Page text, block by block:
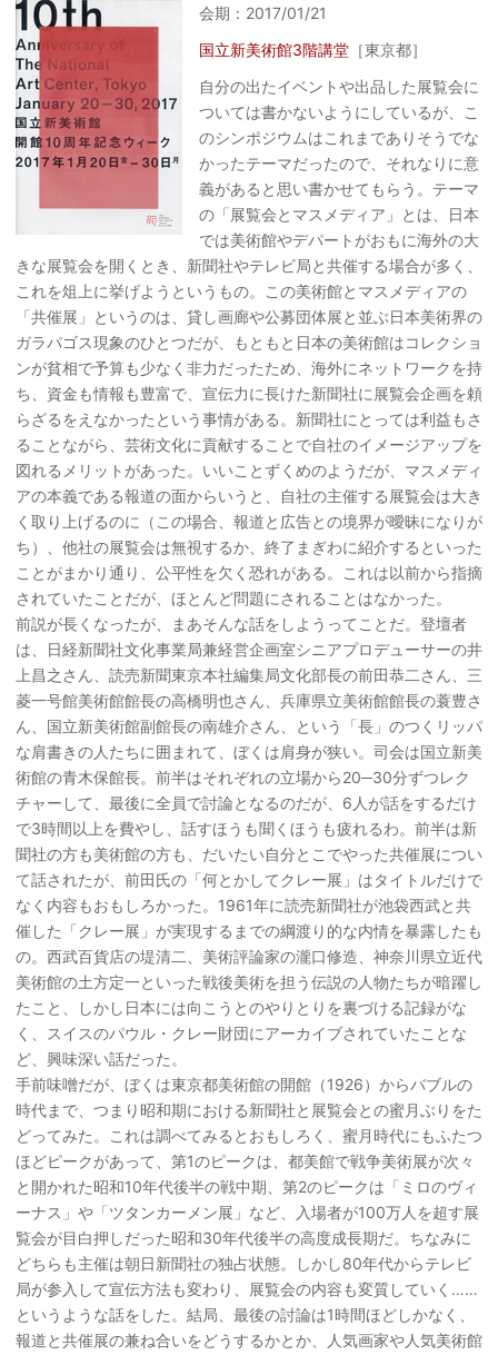
会期：2017/01/21
国立新美術館3階講堂 ［東京都］
自分の出たイベントや出品した展覧会に
ついては書かないようにしているが、こ
のシンポジウムはこれまでありそうでな
かったテーマだったので、それなりに意
義があると思い書かせてもらう。テーマ
の「展覧会とマスメディア」とは、日本
では美術館やデパートがおもに海外の大
きな展覧会を開くとき、新聞社やテレビ局と共催する場合が多く、
これを俎上に挙げようというもの。この美術館とマスメディアの
「共催展」というのは、貸し画廊や公募団体展と並ぶ日本美術界の
ガラパゴス現象のひとつだが、もともと日本の美術館はコレクショ
ンが貧相で予算も少なく非力だったため、海外にネットワークを持
ち、資金も情報も豊富で、宣伝力に長けた新聞社に展覧会企画を頼
らざるをえなかったという事情がある。新聞社にとっては利益もさ
ることながら、芸術文化に貢献することで自社のイメージアップを
図れるメリットがあった。いいことずくめのようだが、マスメディ
アの本義である報道の面からいうと、自社の主催する展覧会は大き
く取り上げるのに（この場合、報道と広告との境界が曖昧になりが
ち）、他社の展覧会は無視するか、終了まぎわに紹介するといった
ことがまかり通り、公平性を欠く恐れがある。これは以前から指摘
されていたことだが、ほとんど問題にされることはなかった。
前説が長くなったが、まあそんな話をしようってことだ。登壇者
は、日経新聞社文化事業局兼経営企画室シニアプロデューサーの井
上昌之さん、読売新聞東京本社編集局文化部長の前田恭二さん、三
菱一号館美術館館長の高橋明也さん、兵庫県立美術館館長の蓑豊さ
ん、国立新美術館副館長の南雄介さん、という「長」のつくリッパ
な肩書きの人たちに囲まれて、ぼくは肩身が狭い。司会は国立新美
術館の青木保館長。前半はそれぞれの立場から20─30分ずつレク
チャーして、最後に全員で討論となるのだが、6人が話をするだけ
で3時間以上を費やし、話すほうも聞くほうも疲れるわ。前半は新
聞社の方も美術館の方も、だいたい自分とこでやった共催展につい
て話されたが、前田氏の「何とかしてクレー展」はタイトルだけで
なく内容もおもしろかった。1961年に読売新聞社が池袋西武と共
催した「クレー展」が実現するまでの綱渡り的な内情を暴露したも
の。西武百貨店の堤清二、美術評論家の瀧口修造、神奈川県立近代
美術館の土方定一といった戦後美術を担う伝説の人物たちが暗躍し
たこと、しかし日本には向こうとのやりとりを裏づける記録がな
く、スイスのパウル・クレー財団にアーカイブされていたことな
ど、興味深い話だった。
手前味噌だが、ぼくは東京都美術館の開館（1926）からバブルの
時代まで、つまり昭和期における新聞社と展覧会との蜜月ぶりをた
どってみた。これは調べてみるとおもしろく、蜜月時代にもふたつ
ほどピークがあって、第1のピークは、都美館で戦争美術展が次々
と開かれた昭和10年代後半の戦中期、第2のピークは「ミロのヴィ
ーナス」や「ツタンカーメン展」など、入場者が100万人を超す展
覧会が目白押しだった昭和30年代後半の高度成長期だ。ちなみに
どちらも主催は朝日新聞社の独占状態。しかし80年代からテレビ
局が参入して宣伝方法も変わり、展覧会の内容も変質していく……
というような話をした。結局、最後の討論は1時間ほどしかなく、
報道と共催展の兼ね合いをどうするかとか、人気画家や人気美術館